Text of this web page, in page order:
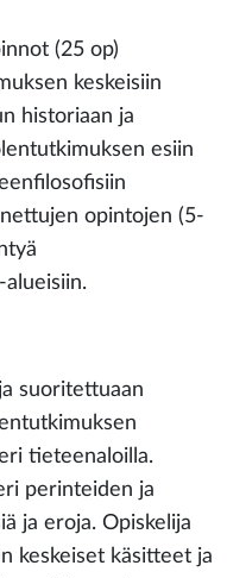
(25 op)
keskeisiin
historiaan ja
esiin
opintojen (5-
suoritettuaan
tieteenaloilla.
perinteiden ja
ja eroja. Opiskelija
keskeiset käsitteet ja